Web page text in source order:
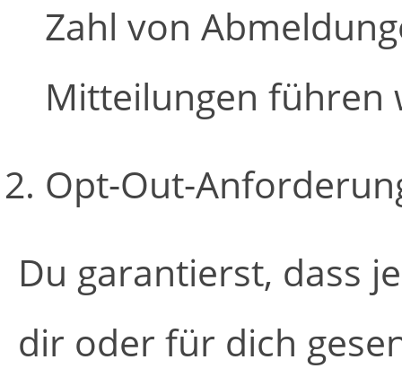
Zahl von
Mitteilungen führen
Opt-Out-
Du garantierst, dass
dir oder für dich